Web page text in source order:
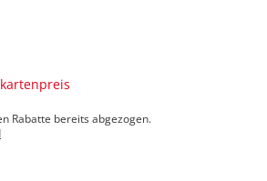
Rabatte bereits abgezogen.